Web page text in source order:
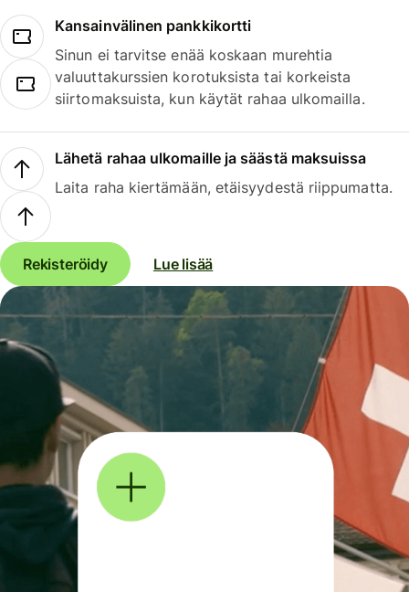
Kansainvälinen pankkikortti
Sinun ei tarvitse enää koskaan murehtia
valuuttakurssien korotuksista tai korkeista
siirtomaksuista, kun käytät rahaa ulkomailla.
Lähetä rahaa ulkomaille ja säästä maksuissa
Laita raha kiertämään, etäisyydestä riippumatta.
Rekisteröidy Lue lisää